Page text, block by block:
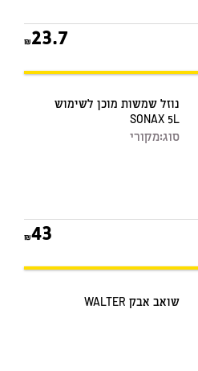
23.7
נוזל שמשות מוכן לשימוש
SONAX 5L
סוג:מקורי
43
שואב אבק WALTER